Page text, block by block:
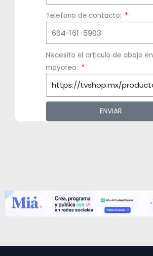
Telefono de contacto:
Necesito el articulo de abajo en
mayoreo:
ENVIAR